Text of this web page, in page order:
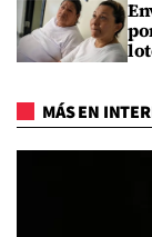
MÁS EN